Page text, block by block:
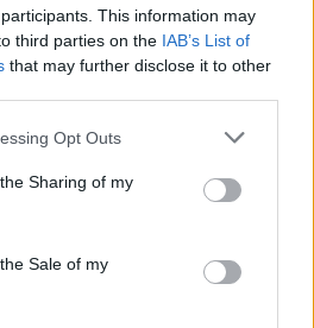
This information may
third parties on the IAB’s List of
that may further disclose it to other
Opt Outs
Sharing of my
Sale of my
00:00:30
Vilniaus r.: dviejų moterų ir
nepavyko
Vilniaus Vakarinis aplinkkelis: